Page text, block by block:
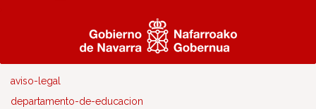
aviso-legal
departamento-de-educacion